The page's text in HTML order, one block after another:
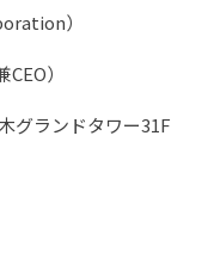
）
）
グランドタワー31F